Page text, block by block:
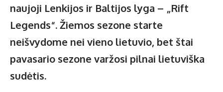
naujoji Lenkijos ir Baltijos lyga – „Rift
Legends“. Žiemos sezone starte
neišvydome nei vieno lietuvio, bet štai
pavasario sezone varžosi pilnai lietuviška
sudėtis.